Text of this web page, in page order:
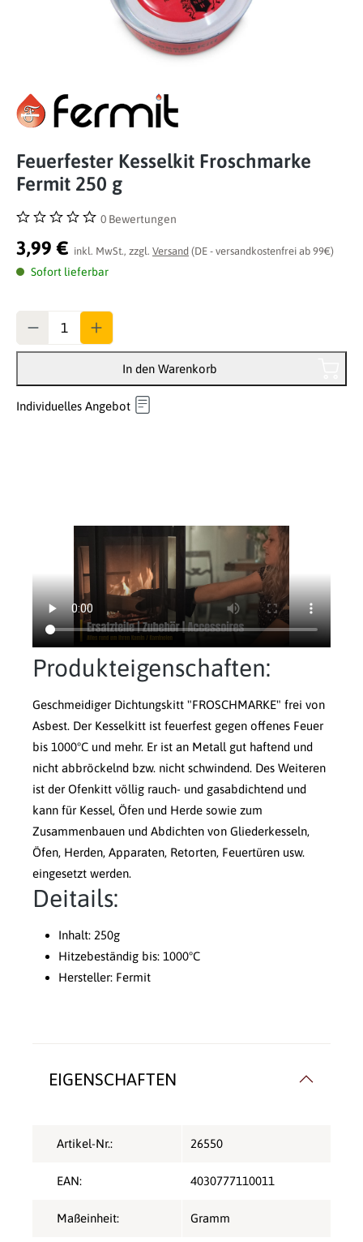
Feuerfester Kesselkit Froschmarke
Fermit 250 g
Durchschnittliche Bewertung von 0 von 5 Sternen
0 Bewertungen
3,99 € inkl. MwSt., zzgl. Versand (DE - versandkostenfrei ab 99€)
Sofort lieferbar
In den Warenkorb
Individuelles Angebot
Produkteigenschaften:
Geschmeidiger Dichtungskitt "FROSCHMARKE" frei von
Asbest. Der Kesselkitt ist feuerfest gegen offenes Feuer
bis 1000°C und mehr. Er ist an Metall gut haftend und
nicht abbröckelnd bzw. nicht schwindend. Des Weiteren
ist der Ofenkitt völlig rauch- und gasabdichtend und
kann für Kessel, Öfen und Herde sowie zum
Zusammenbauen und Abdichten von Gliederkesseln,
Öfen, Herden, Apparaten, Retorten, Feuertüren usw.
eingesetzt werden.
Deitails:
Inhalt: 250g
Hitzebeständig bis: 1000°C
Hersteller: Fermit
EIGENSCHAFTEN
Artikel-Nr.: 26550
EAN: 4030777110011
Maßeinheit: Gramm